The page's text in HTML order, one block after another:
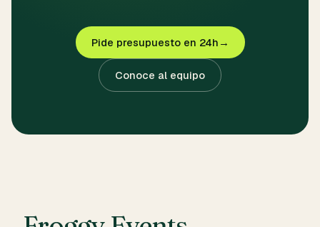
Pide presupuesto en 24h →
Conoce al equipo